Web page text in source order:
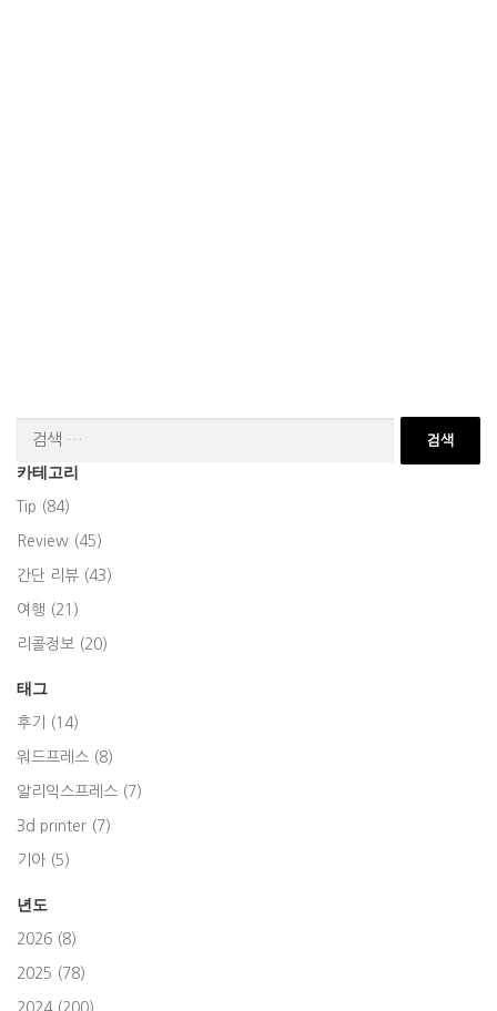
카테고리
Tip (84)
Review (45)
간단 리뷰 (43)
여행 (21)
리콜정보 (20)
태그
후기 (14)
워드프레스 (8)
알리익스프레스 (7)
3d printer (7)
기아 (5)
년도
2026 (8)
2025 (78)